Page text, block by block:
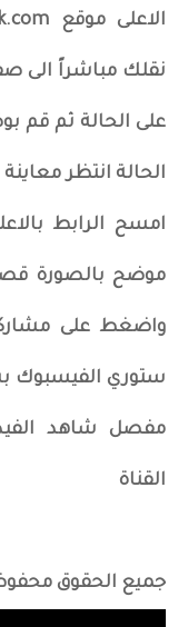
نقلك مباشراً الى
على الحالة ثم قم
الحالة انتظر
امسح الرابط
موضح بالصورة
واضغط على
ستوري الفيسبوك
مفصل شاهد
القناة
جميع الحقوق